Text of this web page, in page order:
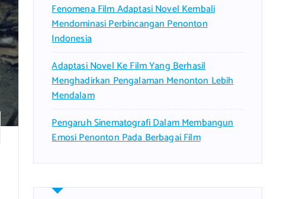
Fenomena Film Adaptasi Novel Kembali
Mendominasi Perbincangan Penonton
Indonesia
Adaptasi Novel Ke Film Yang Berhasil
Menghadirkan Pengalaman Menonton Lebih
Mendalam
Pengaruh Sinematografi Dalam Membangun
Emosi Penonton Pada Berbagai Film